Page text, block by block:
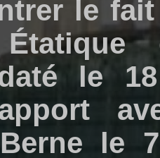
le
le
le